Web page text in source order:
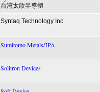
台湾太欣半導體
Syntaq Technology Inc
Sumitomo Metals/JPA
Solitron Devices